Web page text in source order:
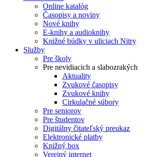
Online katalóg
Časopisy a noviny
Nové knihy
E-knihy a audioknihy
Knižné búdky v uliciach Nitry
Služby
Pre školy
Pre nevidiacich a slabozrakých
Aktuality
Zvukové časopisy
Zvukové knihy
Cirkulačné súbory
Pre seniorov
Pre študentov
Digitálny čitateľský preukaz
Elektronické platby
Knižný box
Verejný internet